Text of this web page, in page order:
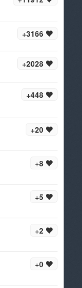
+3166
+2028
+448
+20
+8
+5
+2
+0